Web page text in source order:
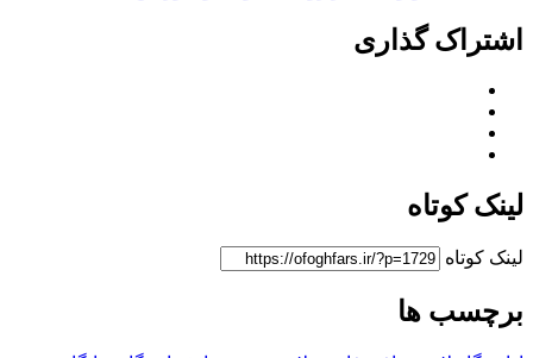
اشتراک گذاری
لینک کوتاه
لینک کوتاه
برچسب ها